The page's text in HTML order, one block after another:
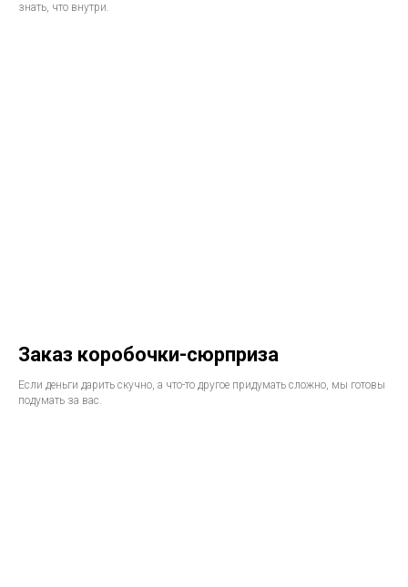
знать, что внутри.
Заказ коробочки-сюрприза
Если деньги дарить скучно, а что-то другое придумать сложно, мы готовы
подумать за вас.